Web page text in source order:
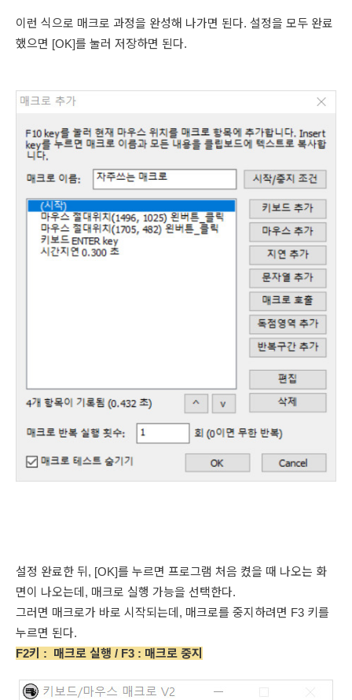
이런 식으로 매크로 과정을 완성해 나가면 된다. 설정을 모두 완료
했으면 [OK]를 눌러 저장하면 된다.
설정 완료한 뒤, [OK]를 누르면 프로그램 처음 켰을 때 나오는 화
면이 나오는데, 매크로 실행 가능을 선택한다.
그러면 매크로가 바로 시작되는데, 매크로를 중지하려면 F3 키를
누르면 된다.
F2키 : 매크로 실행 / F3 : 매크로 중지